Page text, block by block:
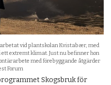
vid plantskolan Kvistabær, med
extremt klimat. Just nu befinner hon
med förebyggande åtgärder
Forum
Skogsbruk för